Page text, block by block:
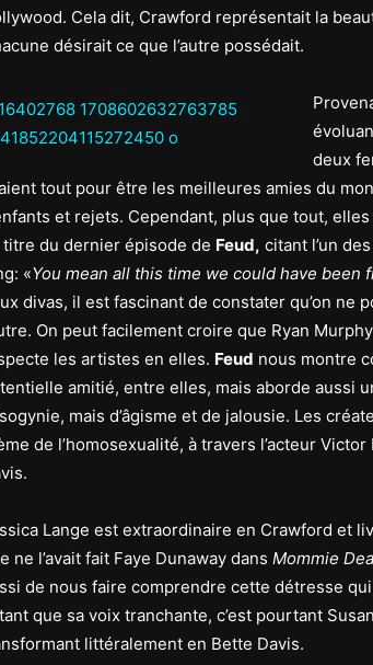
Cela dit, Crawford représentait la
désirait ce que l’autre possédait.
deux
tout pour être les meilleures amies du
et rejets. Cependant, plus que tout,
titre du dernier épisode de Feud, citant l’un
«You mean all this time we could have been
divas, il est fascinant de constater qu’on ne
On peut facilement croire que Ryan
les artistes en elles. Feud nous montre
amitié, entre elles, mais aborde aussi
mais d’âgisme et de jalousie. Les
de l’homosexualité, à travers l’acteur
Lange est extraordinaire en Crawford et
ne l’avait fait Faye Dunaway dans Mommie
de nous faire comprendre cette détresse
que sa voix tranchante, c’est pourtant
littéralement en Bette Davis.